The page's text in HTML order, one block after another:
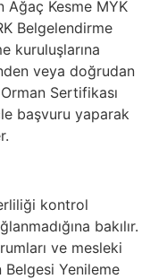
Ağaç Kesme MYK
Belgelendirme
kuruluşlarına
veya doğrudan
Sertifikası
başvuru yaparak
kontrol
bakılır.
ve mesleki
Yenileme